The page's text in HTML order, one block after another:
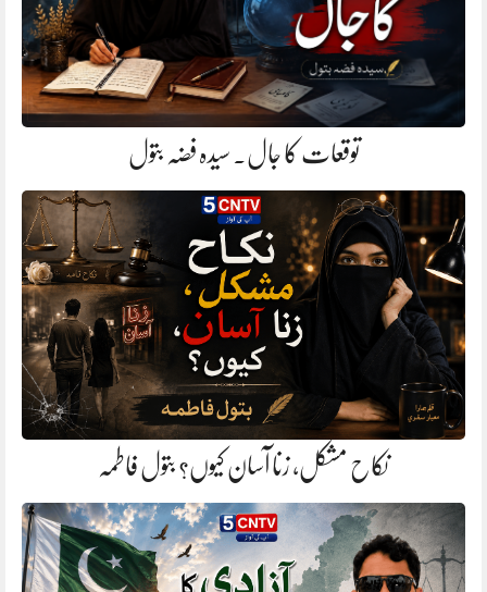
توقعات کا جال. سیدہ فضہ بتول
نکاح مشکل، زنا آسان کیوں؟ بتول فاطمہ